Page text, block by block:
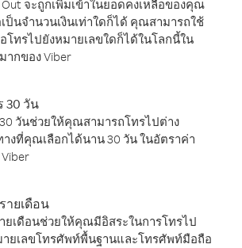
Out จะถูกเพิ่มเข้าในยอดคงเหลือของคุณ
ป็นจำนวนเงินเท่าใดก็ได้ คุณสามารถใช้
โทรไปยังหมายเลขใดก็ได้ในโลกนี้ใน
ากของ Viber
30 วัน
วันช่วยให้คุณสามารถโทรไปต่าง
งที่คุณเลือกได้นาน 30 วัน ในอัตราค่า
ายเดือน
ยเดือนช่วยให้คุณมีอิสระในการโทรไป
ายเลขโทรศัพท์พื้นฐานและโทรศัพท์มือถือ